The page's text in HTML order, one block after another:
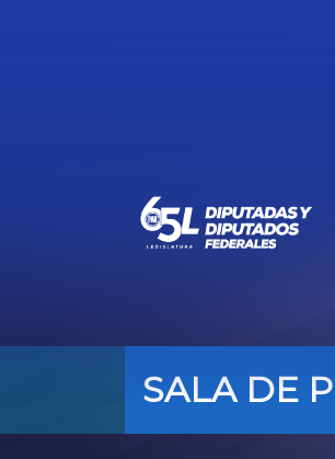
SALA DE